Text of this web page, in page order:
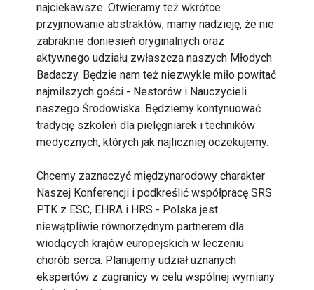
najciekawsze. Otwieramy też wkrótce
przyjmowanie abstraktów; mamy nadzieję, że nie
zabraknie doniesień oryginalnych oraz
aktywnego udziału zwłaszcza naszych Młodych
Badaczy. Będzie nam też niezwykle miło powitać
najmilszych gości - Nestorów i Nauczycieli
naszego Środowiska. Będziemy kontynuować
tradycję szkoleń dla pielęgniarek i techników
medycznych, których jak najliczniej oczekujemy.
Chcemy zaznaczyć międzynarodowy charakter
Naszej Konferencji i podkreślić współpracę SRS
PTK z ESC, EHRA i HRS - Polska jest
niewątpliwie równorzędnym partnerem dla
wiodących krajów europejskich w leczeniu
chorób serca. Planujemy udział uznanych
ekspertów z zagranicy w celu wspólnej wymiany